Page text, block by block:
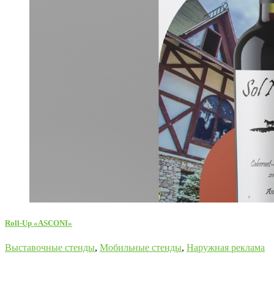
Roll-Up «ASCONI»
Выставочные стенды, Мобильные стенды, Наружная реклама